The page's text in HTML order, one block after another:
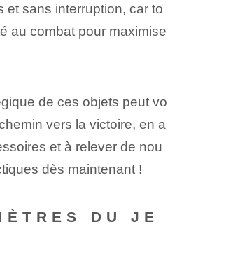
sans interruption, car to
au combat pour maximise
de ces objets peut vo
vers la victoire, en a
et à relever de nou
dès maintenant !
DU JE